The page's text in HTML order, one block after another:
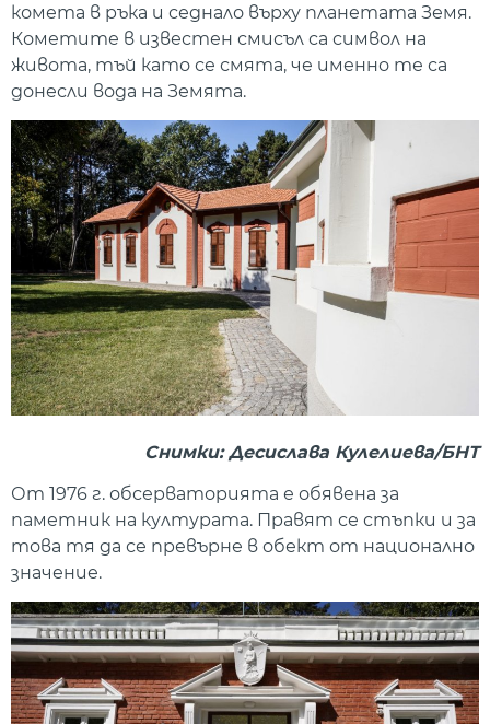
комета в ръка и седнало върху планетата Земя.
Кометите в известен смисъл са символ на
живота, тъй като се смята, че именно те са
донесли вода на Земята.
Снимки: Десислава Кулелиева/БНТ
От 1976 г. обсерваторията е обявена за
паметник на културата. Правят се стъпки и за
това тя да се превърне в обект от национално
значение.